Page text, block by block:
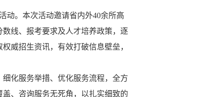
动。本次活动邀请省内外40余所高
线、报考要求及人才培养政策，逐
威招生资讯，有效打破信息壁垒，
化服务举措、优化服务流程，全方
、咨询服务无死角，以扎实细致的